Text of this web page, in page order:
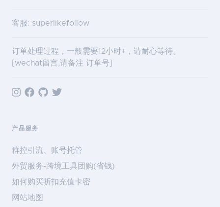
客服: superlikefollow
订单处理过程，一般需要12小时+，请耐心等待。
[wechat留言,请备注 订单号]
产品服务
群控引流、账号托管
外贸服务-跨境工具团购(省钱)
如何购买折扣充值卡密
网站地图